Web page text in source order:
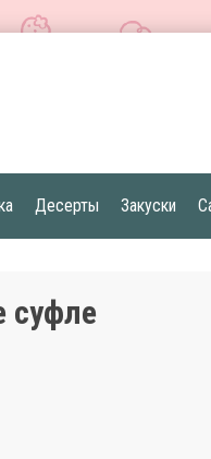
Десерты Закуски
суфле